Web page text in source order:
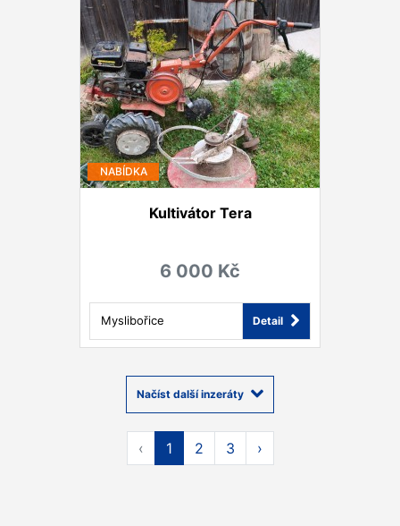
NABÍDKA
Kultivátor Tera
6 000 Kč
Myslibořice Detail
Načíst další inzeráty
‹ 1 2 3 ›